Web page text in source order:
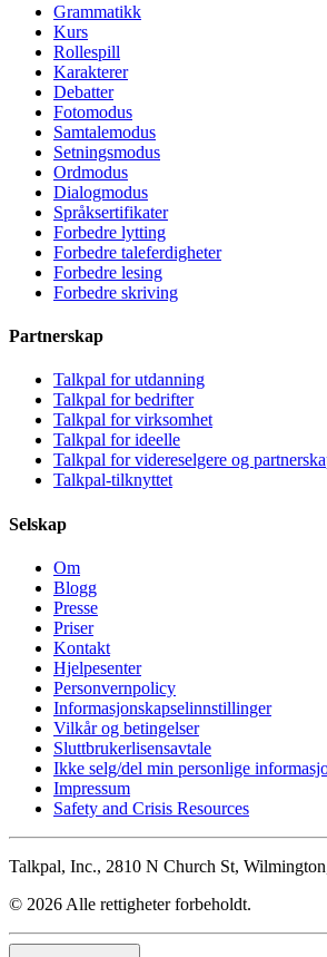
Grammatikk
Kurs
Rollespill
Karakterer
Debatter
Fotomodus
Samtalemodus
Setningsmodus
Ordmodus
Dialogmodus
Språksertifikater
Forbedre lytting
Forbedre taleferdigheter
Forbedre lesing
Forbedre skriving
Partnerskap
Talkpal for utdanning
Talkpal for bedrifter
Talkpal for virksomhet
Talkpal for ideelle
Talkpal for videreselgere og
Talkpal-tilknyttet
Selskap
Om
Blogg
Presse
Priser
Kontakt
Hjelpesenter
Personvernpolicy
Informasjonskapselinnstillinger
Vilkår og betingelser
Sluttbrukerlisensavtale
Ikke selg/del min personlige
Impressum
Safety and Crisis Resources
Talkpal, Inc., 2810 N Church St,
© 2026 Alle rettigheter forbeholdt.